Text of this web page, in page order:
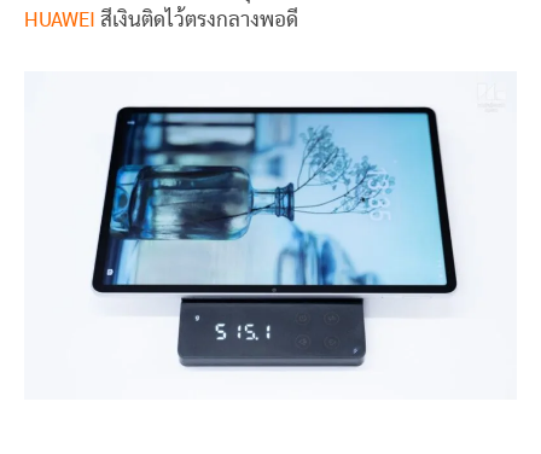
HUAWEI สีเงินติดไว้ตรงกลางพอดี